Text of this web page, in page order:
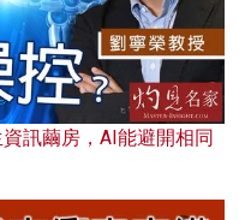
訊繭房，AI能避開相同